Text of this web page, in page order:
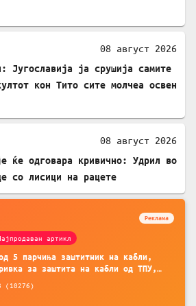
08 август 2026
Југославија ја срушија самите
кон Тито сите молчеа освен
08 август 2026
ќе одговара кривично: Удрил во
со лисици на рацете
Реклама
артикл
5 парчиња заштитник на кабли,
за заштита на кабли од ТПУ,
за заштита на кабли, без
за мобилни телефони, комплет
( 10276)